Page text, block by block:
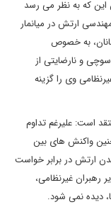
این که به نظر می رسد
ارتش در میانمار
به خصوص
سوچی و نارضایتی از
وی را گزینه
است: علیرغم تداوم
واکنش های بین
ارتش در برابر خواست
رهبران غیرنظامی،
دیده نمی شود.